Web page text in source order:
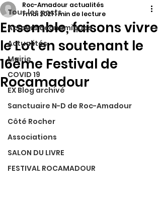
Tous les posts
Acteurs économiques
Actualités
Mairie
COVID 19
EX Blog archivé
Sanctuaire N-D de Roc-Amadour
Côté Rocher
Associations
SALON DU LIVRE
FESTIVAL ROCAMADOUR
Ensemble, faisons vivre
le Lot en soutenant le
16ème Festival de
Rocamadour
Roc-Amadour actualités
1 mai 20211 min de lecture